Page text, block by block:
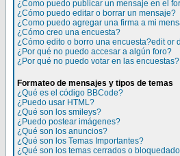
¿Como puedo publicar un mensaje en el
¿Cómo puedo editar o borrar un mensaje?
¿Como puedo agregar una firma a mi
¿Cómo creo una encuesta?
¿Cómo edito o borro una encuesta?edit or
¿Por qué no puedo accesar a algún foro?
¿Por qué no puedo votar en las encuestas?
Formateo de mensajes y tipos de temas
¿Qué es el código BBCode?
¿Puedo usar HTML?
¿Qué son los smileys?
¿Puedo postear imágenes?
¿Qué son los anuncios?
¿Qué son los Temas Importantes?
¿Qué son los temas cerrados o